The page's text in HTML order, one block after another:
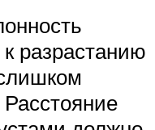
разрастанию
Расстояние